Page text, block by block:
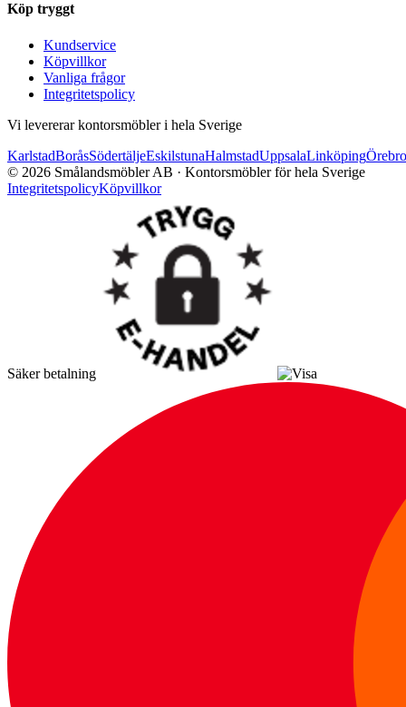
Köp tryggt
Kundservice
Köpvillkor
Vanliga frågor
Integritetspolicy
Vi levererar kontorsmöbler i hela Sverige
KarlstadBoråsSödertäljeEskilstunaHalmstadUppsalaLinköpingÖrebro
© 2026 Smålandsmöbler AB · Kontorsmöbler för hela Sverige
IntegritetspolicyKöpvillkor
Säker betalning